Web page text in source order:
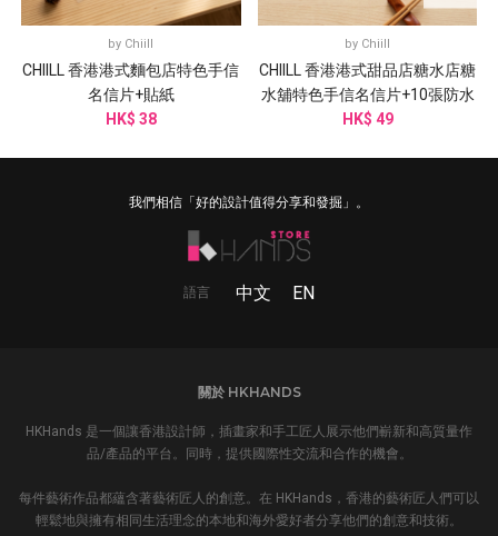
by Chiill
CHIILL 香港港式麵包店特色手信
名信片+貼紙
HK$ 38
by Chiill
CHIILL 香港港式甜品店糖水店糖
水舖特色手信名信片+10張防水
貼紙
HK$ 49
我們相信「好的設計值得分享和發掘」。
語言 中文 EN
關於 HKHANDS
HKHands 是一個讓香港設計師，插畫家和手工匠人展示他們嶄新和高質量作
品/產品的平台。同時，提供國際性交流和合作的機會。
每件藝術作品都蘊含著藝術匠人的創意。在 HKHands，香港的藝術匠人們可以
輕鬆地與擁有相同生活理念的本地和海外愛好者分享他們的創意和技術。